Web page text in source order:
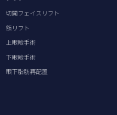
切開フェイスリフト
額リフト
上眼瞼手術
下眼瞼手術
眼下脂肪再配置